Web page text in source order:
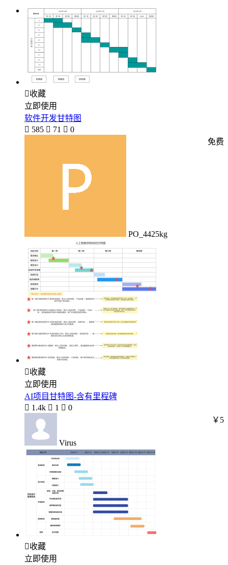
收藏
立即使用
软件开发甘特图
 585  71  0
PO_4425kg
免费
收藏
立即使用
AI项目甘特图-含有里程碑
 1.4k  1  0
Virus
￥5
收藏
立即使用